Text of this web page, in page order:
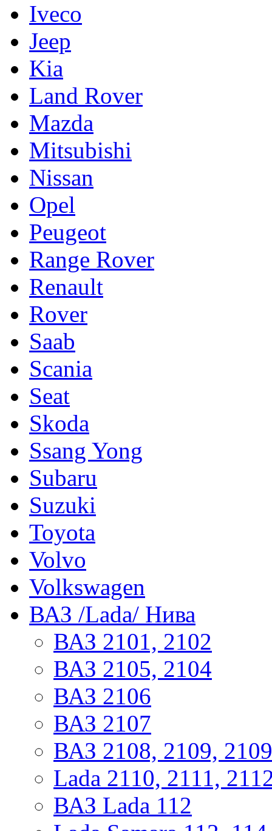
Iveco
Jeep
Kia
Land Rover
Mazda
Mitsubishi
Nissan
Opel
Peugeot
Range Rover
Renault
Rover
Saab
Scania
Seat
Skoda
Ssang Yong
Subaru
Suzuki
Toyota
Volvo
Volkswagen
ВАЗ /Lada/ Нива
ВАЗ 2101, 2102
ВАЗ 2105, 2104
ВАЗ 2106
ВАЗ 2107
ВАЗ 2108, 2109,
Lada 2110, 2111,
ВАЗ Lada 112